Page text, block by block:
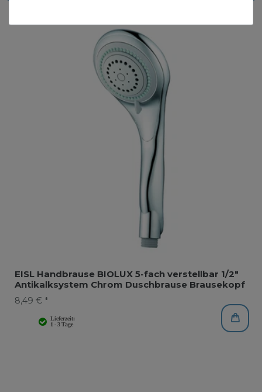
EISL Handbrause BIOLUX 5-fach verstellbar 1/2"
Antikalksystem Chrom Duschbrause Brausekopf
8,49 € *